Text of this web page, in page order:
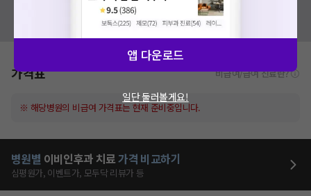
혹시 잘못된 병원정보가 있나요?
모두닥 팀에 알려주세요!
가격표 비급여/급여 진료란?
※ 해당병원의 비급여 가격표는 현재 준비중입니다.
병원별 이비인후과 치료가격 비교하기
심평원가, 이벤트가, 모두닥 리뷰가 등
앱 다운로드
일단 둘러볼게요!